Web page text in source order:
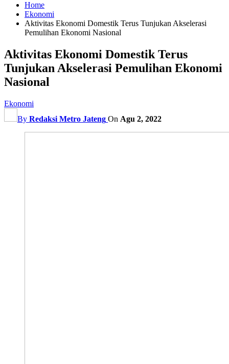
Home
Ekonomi
Aktivitas Ekonomi Domestik Terus Tunjukan Akselerasi
Pemulihan Ekonomi Nasional
Aktivitas Ekonomi Domestik Terus
Tunjukan Akselerasi Pemulihan Ekonomi
Nasional
Ekonomi
By Redaksi Metro Jateng On Agu 2, 2022